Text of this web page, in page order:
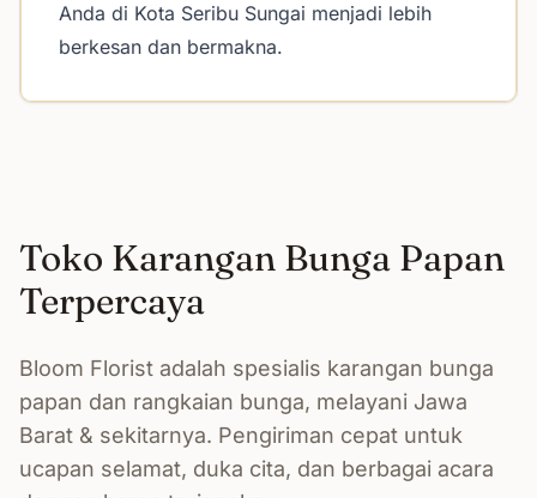
Anda di Kota Seribu Sungai menjadi lebih
berkesan dan bermakna.
Toko Karangan Bunga Papan
Terpercaya
Bloom Florist adalah spesialis karangan bunga
papan dan rangkaian bunga, melayani Jawa
Barat & sekitarnya. Pengiriman cepat untuk
ucapan selamat, duka cita, dan berbagai acara